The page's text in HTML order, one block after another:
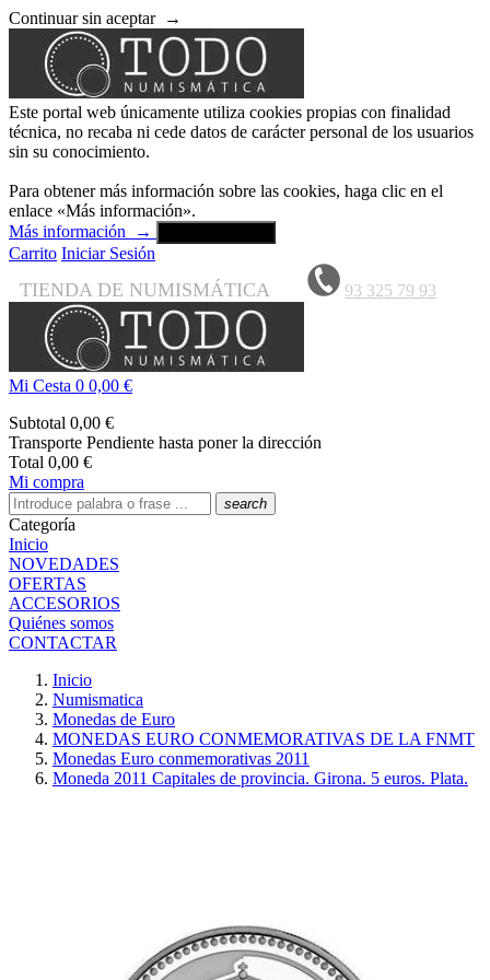
Continuar sin aceptar →
Este portal web únicamente utiliza cookies propias con finalidad
técnica, no recaba ni cede datos de carácter personal de los usuarios
sin su conocimiento.
Para obtener más información sobre las cookies, haga clic en el
enlace «Más información».
Más información
→
Carrito Iniciar Sesión
TIENDA DE NUMISMÁTICA 93 325 79 93
Mi Cesta 0 0,00 €
Subtotal 0,00 €
Transporte Pendiente hasta poner la dirección
Total 0,00 €
Mi compra
search
Categoría
Inicio
NOVEDADES
OFERTAS
ACCESORIOS
Quiénes somos
CONTACTAR
Inicio
Numismatica
Monedas de Euro
MONEDAS EURO CONMEMORATIVAS DE LA FNMT
Monedas Euro conmemorativas 2011
Moneda 2011 Capitales de provincia. Girona. 5 euros. Plata.